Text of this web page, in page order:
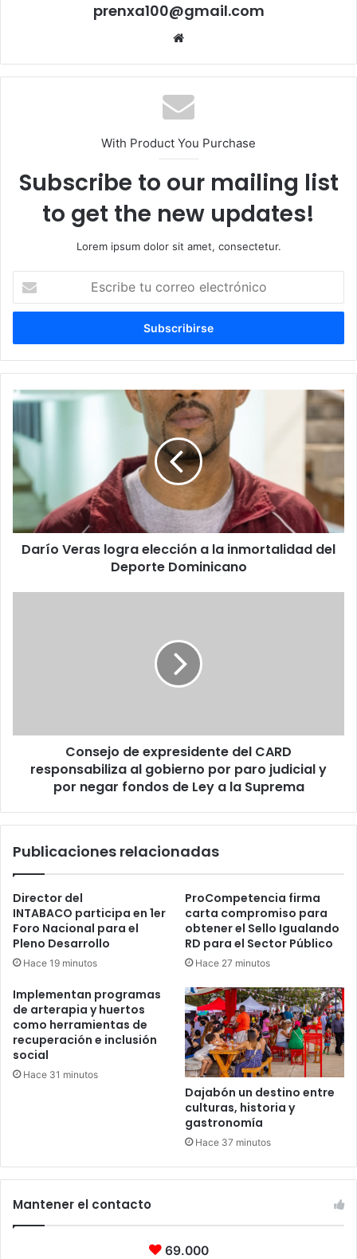
prenxa100@gmail.com
With Product You Purchase
Subscribe to our mailing list
to get the new updates!
Lorem ipsum dolor sit amet, consectetur.
correo
Darío
logra
elección
a
la
inmortalidad
Deporte
Dominicano
Darío Veras logra elección a la inmortalidad del
Deporte Dominicano
por
judicial
negar
de
la
Suprema
Consejo de expresidente del CARD
responsabiliza al gobierno por paro judicial y
por negar fondos de Ley a la Suprema
Publicaciones relacionadas
Director del
INTABACO participa en 1er
Foro Nacional para el
Pleno Desarrollo
Hace 19 minutos
ProCompetencia firma
carta compromiso para
obtener el Sello Igualando
RD para el Sector Público
Hace 27 minutos
Implementan programas
de arterapia y huertos
como herramientas de
recuperación e inclusión
social
Hace 31 minutos
Dajabón un destino entre
culturas, historia y
gastronomía
Hace 37 minutos
Mantener el contacto
69.000